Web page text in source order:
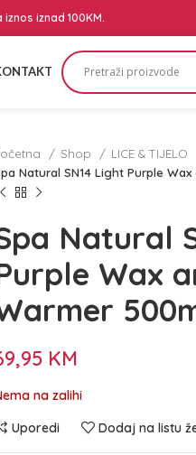
iznad 100KM.
Shop
LICE & TIJELO
Natural SN14 Light Purple
Natural
Wax
KM
na zalihi
Uporedi
Dodaj na listu